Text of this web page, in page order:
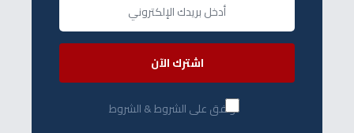
اشترك الآن
أوافق على الشروط & الشروط